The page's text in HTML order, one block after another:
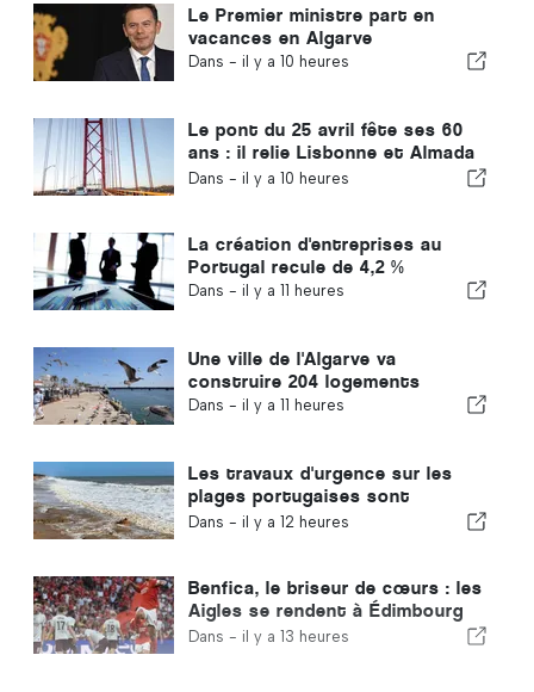
Le Premier ministre part en
vacances en Algarve
Dans - il y a 10 heures
Le pont du 25 avril fête ses 60
ans : il relie Lisbonne et Almada
depuis tout ce temps
Dans - il y a 10 heures
La création d'entreprises au
Portugal recule de 4,2 %
Dans - il y a 11 heures
Une ville de l'Algarve va
construire 204 logements
Dans - il y a 11 heures
Les travaux d'urgence sur les
plages portugaises sont
terminés
Dans - il y a 12 heures
Benfica, le briseur de cœurs : les
Aigles se rendent à Édimbourg
avec un pied déjà qualifié pour le
Dans - il y a 13 heures